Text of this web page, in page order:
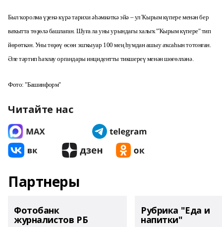
Был ҡоролма үҙенә күрә тарихи әһәмиәткә эйә – ул Ҡырым күпере менән бер
ваҡытта төҙөлә башлаған. Шуға ла уны урындағы халыҡ "Ҡырым күпере" тип
йөрөткән.Уны төҙөү өсөн эшҡыуар 100 мең һумдан ашыу аҡсаһын тотонған.
Әле тәртип һаҡлау органдары инцидентты тикшереү менән шөғөлләнә.
Фото: "Башинформ"
Читайте нас
Партнеры
Фотобанк
журналистов РБ
Рубрика "Еда и
напитки"